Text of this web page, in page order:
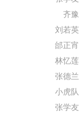
齐豫
刘若英
邰正宵
林忆莲
张德兰
小虎队
张学友